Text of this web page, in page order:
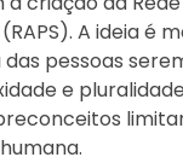
A ideia é
pessoas
e